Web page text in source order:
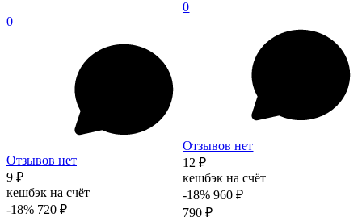
0
Отзывов нет
9 ₽
кешбэк на счёт
-18% 720 ₽
0
Отзывов нет
12 ₽
кешбэк на счёт
-18% 960 ₽
790 ₽